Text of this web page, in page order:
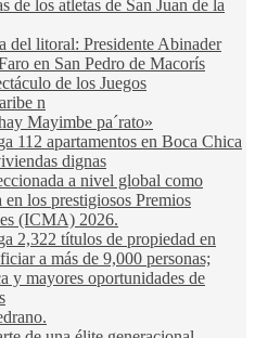
de los atletas de San Juan de la
del litoral: Presidente Abinader
en San Pedro de Macorís
de los Juegos
n
Mayimbe pa´rato»
112 apartamentos en Boca Chica
dignas
a nivel global como
los prestigiosos Premios
(ICMA) 2026.
2,322 títulos de propiedad en
a más de 9,000 personas;
y mayores oportunidades de